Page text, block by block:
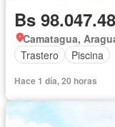
Bs
Camatagua,
Trastero
Piscina
Hace 1 día, 20 horas